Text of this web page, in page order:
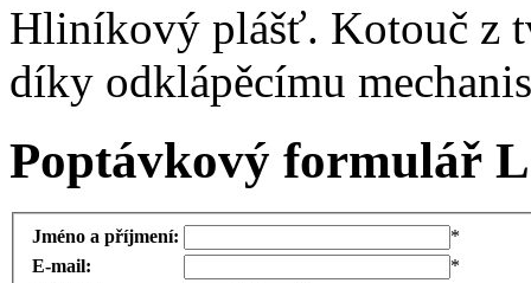
Hliníkový plášť. Kotouč z
díky odklápěcímu
Poptávkový formulář
Jméno a příjmení:
*
E-mail:
*